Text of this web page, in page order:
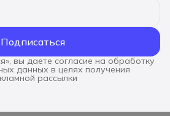
Подписаться
вы даете согласие на обработку
данных в целях получения
рассылки